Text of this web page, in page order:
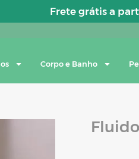
Corpo e Banho
Frete grátis a